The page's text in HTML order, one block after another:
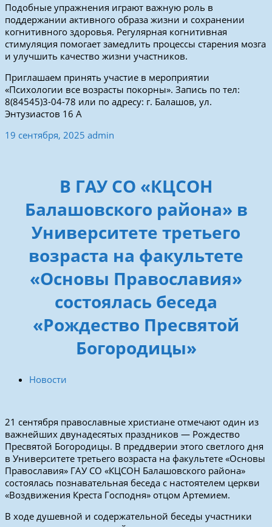
Подобные упражнения играют важную роль в
поддержании активного образа жизни и сохранении
когнитивного здоровья. Регулярная когнитивная
стимуляция помогает замедлить процессы старения мозга
и улучшить качество жизни участников.
Приглашаем принять участие в мероприятии
«Психологии все возрасты покорны». Запись по тел:
8(84545)3-04-78 или по адресу: г. Балашов, ул.
Энтузиастов 16 А
19 сентября, 2025 admin
В ГАУ СО «КЦСОН
Балашовского района» в
Университете третьего
возраста на факультете
«Основы Православия»
состоялась беседа
«Рождество Пресвятой
Богородицы»
Новости
21 сентября православные христиане отмечают один из
важнейших двунадесятых праздников — Рождество
Пресвятой Богородицы. В преддверии этого светлого дня
в Университете третьего возраста на факультете «Основы
Православия» ГАУ СО «КЦСОН Балашовского района»
состоялась познавательная беседа с настоятелем церкви
«Воздвижения Креста Господня» отцом Артемием.
В ходе душевной и содержательной беседы участники